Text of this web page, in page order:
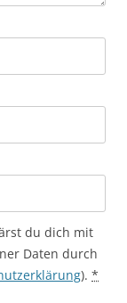
du dich mit
Daten durch
). *